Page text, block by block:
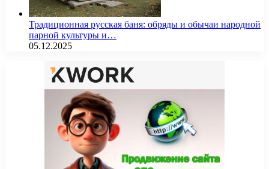
Традиционная русская баня: обряды и обычаи народной
парной культуры и…
05.12.2025